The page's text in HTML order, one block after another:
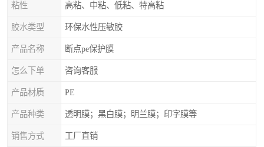
粘性 高粘、中粘、低粘、特高粘
胶水类型 环保水性压敏胶
产品名称 断点pe保护膜
怎么下单 咨询客服
产品材质 PE
产品种类 透明膜；黑白膜；明兰膜；印字膜等
销售方式 工厂直销